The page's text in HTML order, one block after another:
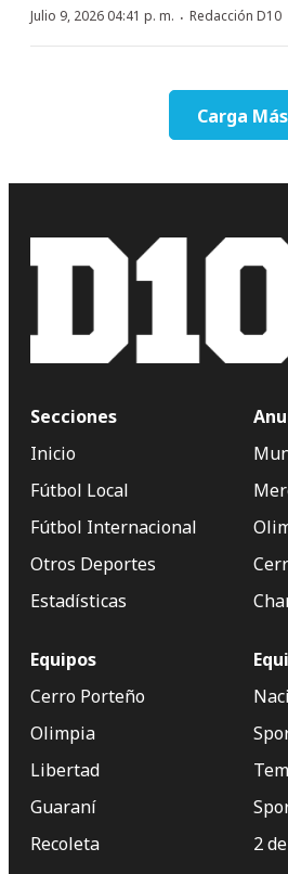
Julio 9, 2026 04:41 p. m. · Redacción D10
Carga Más
Secciones
Inicio
Fútbol Local
Fútbol Internacional
Otros Deportes
Estadísticas
Equipos
Cerro Porteño
Olimpia
Libertad
Guaraní
Recoleta
2